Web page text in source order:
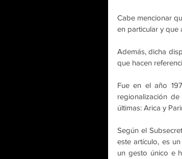
Cabe mencionar
en particular y que
Además, dicha
que hacen
Fue en el año
regionalización
últimas: Arica y
Según el
este artículo, es
un gesto único e